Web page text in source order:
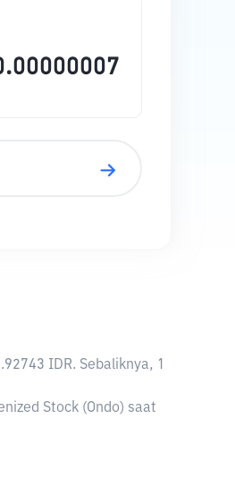
IDR. Sebaliknya, 1
Stock (Ondo) saat